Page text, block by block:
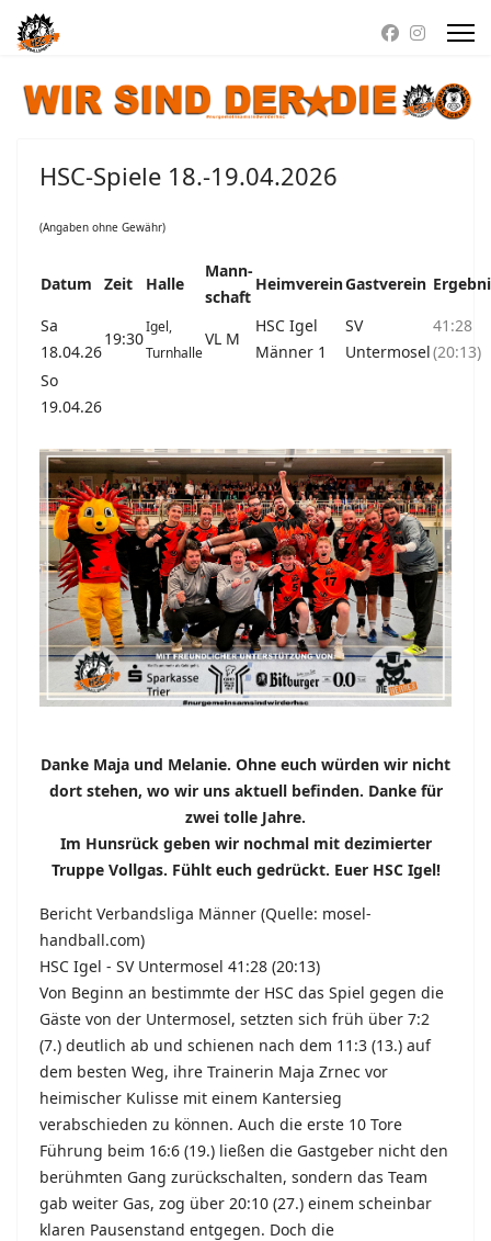
HSC-Spiele 18.-19.04.2026
(Angaben ohne Gewähr)
Datum Zeit Halle
Mann-
schaft
HeimvereinGastverein
Sa
18.04.26
19:30
Igel,
Turnhalle
VL M
HSC Igel
Männer 1
SV
Untermosel
41:28
(20:13)
So
19.04.26
Danke Maja und Melanie. Ohne euch würden wir nicht
dort stehen, wo wir uns aktuell befinden. Danke für
zwei tolle Jahre.
Im Hunsrück geben wir nochmal mit dezimierter
Truppe Vollgas. Fühlt euch gedrückt. Euer HSC Igel!
Bericht Verbandsliga Männer (Quelle: mosel-
handball.com)
HSC Igel - SV Untermosel 41:28 (20:13)
Von Beginn an bestimmte der HSC das Spiel gegen die
Gäste von der Untermosel, setzten sich früh über 7:2
(7.) deutlich ab und schienen nach dem 11:3 (13.) auf
dem besten Weg, ihre Trainerin Maja Zrnec vor
heimischer Kulisse mit einem Kantersieg
verabschieden zu können. Auch die erste 10 Tore
Führung beim 16:6 (19.) ließen die Gastgeber nicht den
berühmten Gang zurückschalten, sondern das Team
gab weiter Gas, zog über 20:10 (27.) einem scheinbar
klaren Pausenstand entgegen. Doch die